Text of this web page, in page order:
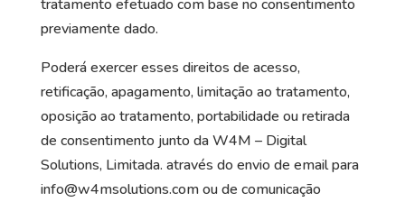
tratamento efetuado com base no consentimento
previamente dado.
Poderá exercer esses direitos de acesso,
retificação, apagamento, limitação ao tratamento,
oposição ao tratamento, portabilidade ou retirada
de consentimento junto da W4M – Digital
Solutions, Limitada. através do envio de email para
info@w4msolutions.com ou de comunicação